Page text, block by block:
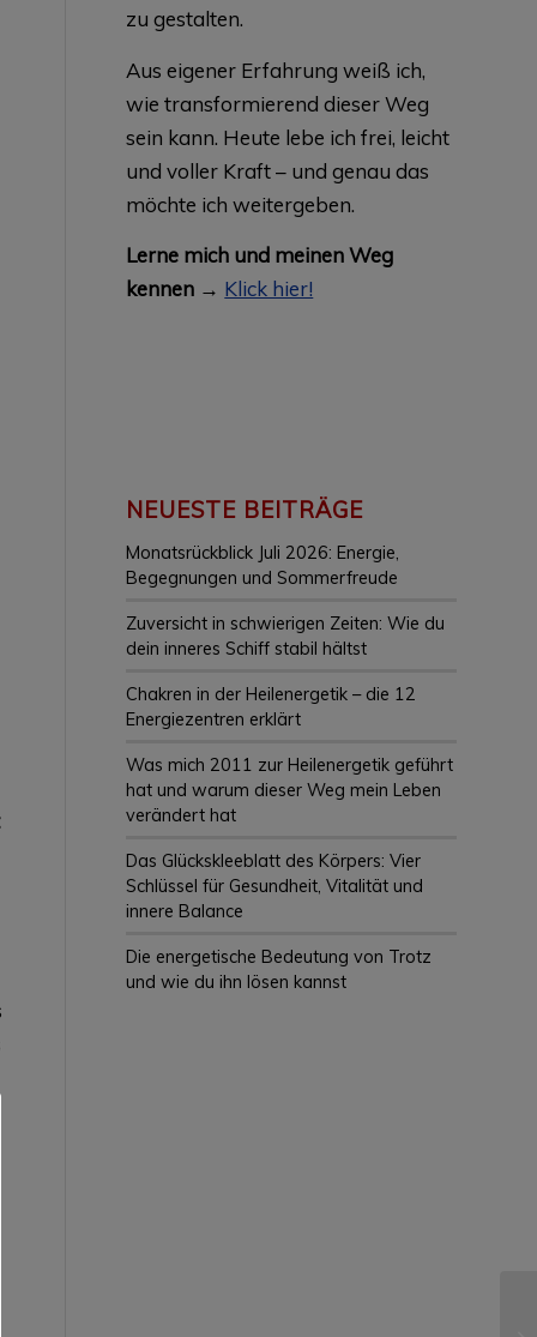
zu gestalten.
Aus eigener Erfahrung weiß ich,
wie transformierend dieser Weg
sein kann. Heute lebe ich frei, leicht
und voller Kraft – und genau das
möchte ich weitergeben.
Lerne mich und meinen Weg
kennen → Klick hier!
NEUESTE BEITRÄGE
Monatsrückblick Juli 2026: Energie,
Begegnungen und Sommerfreude
Zuversicht in schwierigen Zeiten: Wie du
dein inneres Schiff stabil hältst
Chakren in der Heilenergetik – die 12
Energiezentren erklärt
Was mich 2011 zur Heilenergetik geführt
hat und warum dieser Weg mein Leben
verändert hat
Das Glückskleeblatt des Körpers: Vier
Schlüssel für Gesundheit, Vitalität und
innere Balance
Die energetische Bedeutung von Trotz
und wie du ihn lösen kannst